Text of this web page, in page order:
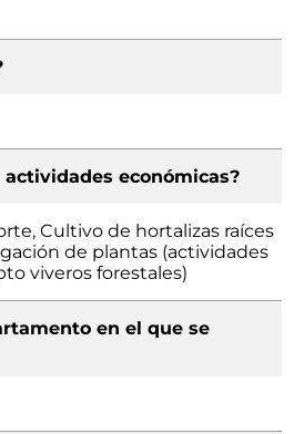
actividades económicas?
Cultivo de hortalizas raíces
de plantas (actividades
viveros forestales)
en el que se